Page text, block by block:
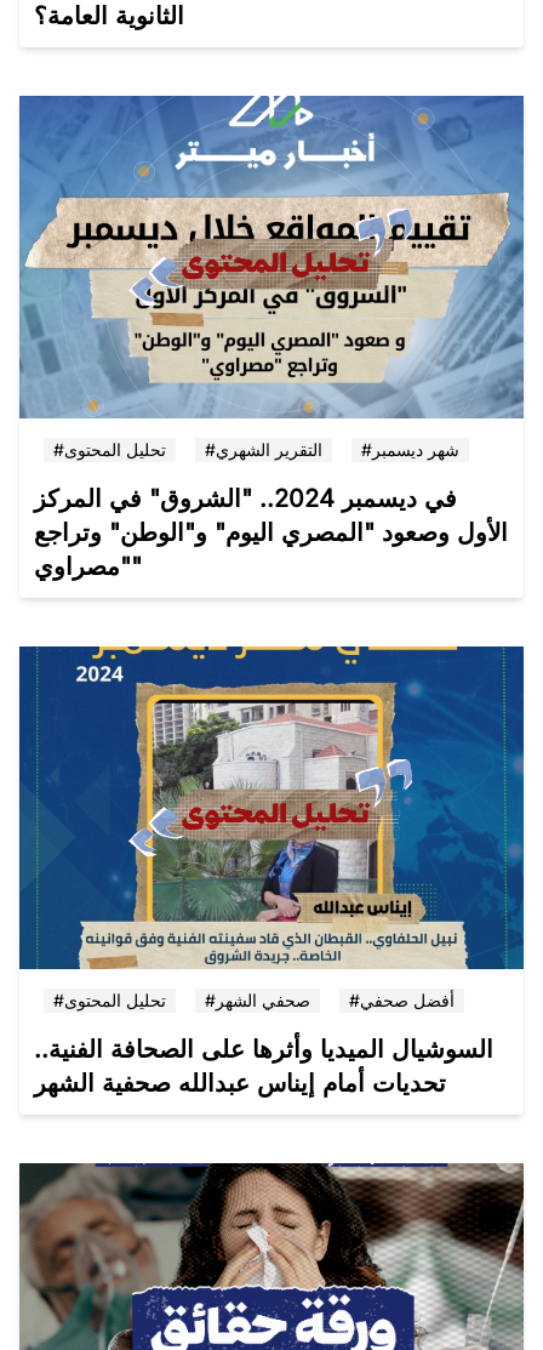
الثانوية العامة؟
#تحليل المحتوى #التقرير الشهري #شهر ديسمبر
في ديسمبر 2024.. "الشروق" في المركز
الأول وصعود "المصري اليوم" و"الوطن" وتراجع
"مصراوي"
#تحليل المحتوى #صحفي الشهر #أفضل صحفي
السوشيال الميديا وأثرها على الصحافة الفنية..
تحديات أمام إيناس عبدالله صحفية الشهر